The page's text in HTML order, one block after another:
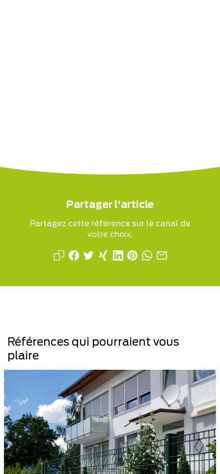
Partager l'article
Partagez cette référence sur le canal de
votre choix.
Références qui pourraient vous
plaire